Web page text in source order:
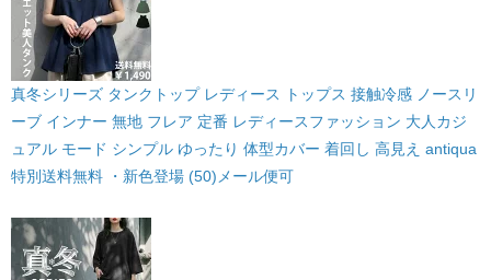
真冬シリーズ タンクトップ レディース トップス 接触冷感 ノースリ
ーブ インナー 無地 フレア 定番 レディースファッション 大人カジ
ュアル モード シンプル ゆったり 体型カバー 着回し 高見え antiqua
特別送料無料 ・新色登場 (50)メール便可